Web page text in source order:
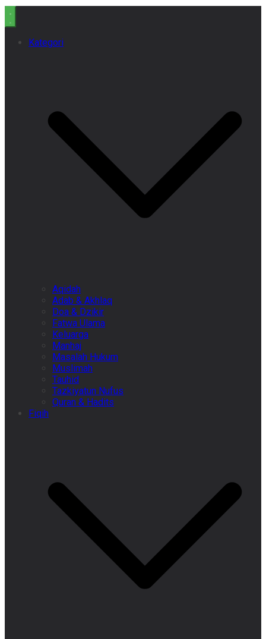
Kategori
Aqidah
Adab & Akhlaq
Doa & Dzikir
Fatwa Ulama
Keluarga
Manhaj
Masalah Hukum
Muslimah
Tauhid
Tazkiyatun Nufus
Quran & Hadits
Fiqih